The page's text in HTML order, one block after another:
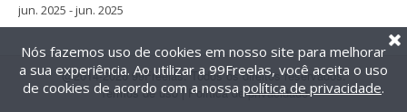
jun. 2025 - jun. 2025
@2014-2026 99Freelas. Todos os direitos reservados.
Termos de uso| Política de privacidade
Nós fazemos uso de cookies em nosso site para melhorar
a sua experiência. Ao utilizar a 99Freelas, você aceita o uso
de cookies de acordo com a nossa política de privacidade.